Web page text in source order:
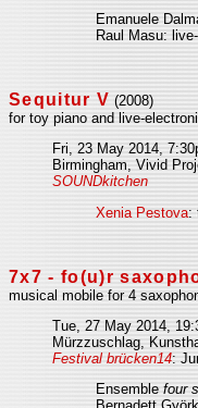
Emanuele
Raul Masu:
Sequitur V (2008)
for toy piano and live-
Fri, 23 May 2014,
Birmingham, Vivid
SOUNDkitchen
Xenia Pestova:
7x7 - fo(u)r
musical mobile for 4
Tue, 27 May 2014,
Mürzzuschlag,
Festival brücken14:
Ensemble four